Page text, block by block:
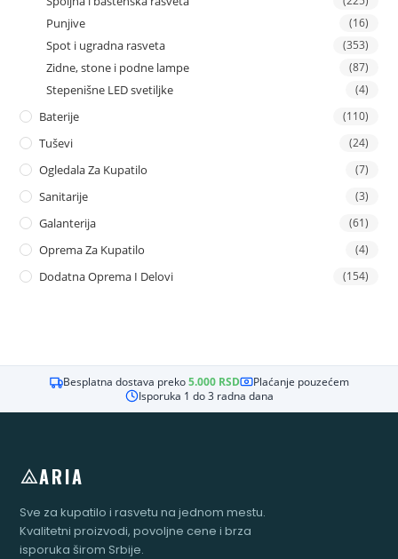
Punjive (16)
Spot i ugradna rasveta (353)
Zidne, stone i podne lampe (87)
Stepenišne LED svetiljke (4)
Baterije (110)
Tuševi (24)
Ogledala Za Kupatilo (7)
Sanitarije (3)
Galanterija (61)
Oprema Za Kupatilo (4)
Dodatna Oprema I Delovi (154)
Besplatna dostava preko5.000 RSD
Plaćanje pouzećem
Isporuka 1 do 3 radna dana
ARIA
Sve za kupatilo i rasvetu na jednom mestu.
Kvalitetni proizvodi, povoljne cene i brza
isporuka širom Srbije.